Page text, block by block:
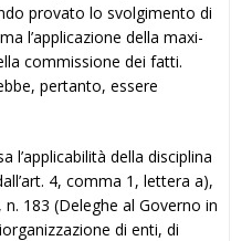
provato lo svolgimento di
l’applicazione della maxi-
commissione dei fatti.
pertanto, essere
l’applicabilità della disciplina
4, comma 1, lettera a),
183 (Deleghe al Governo in
di enti, di